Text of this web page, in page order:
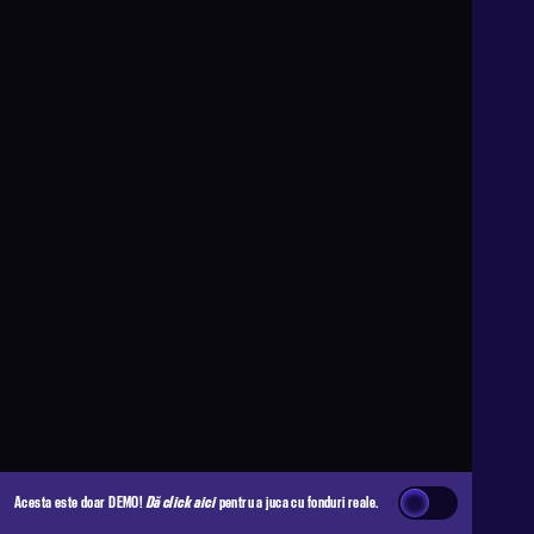
Acesta este doar DEMO!Dă click aicipentru a juca cu fonduri reale.